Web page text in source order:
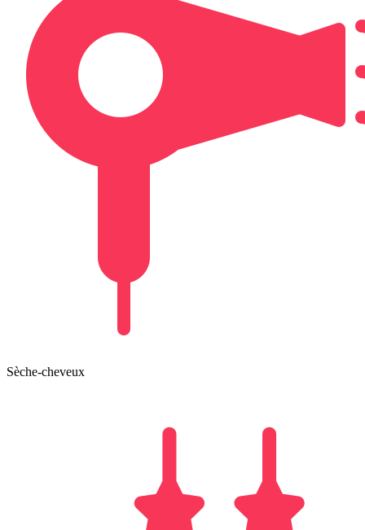
Sèche-cheveux